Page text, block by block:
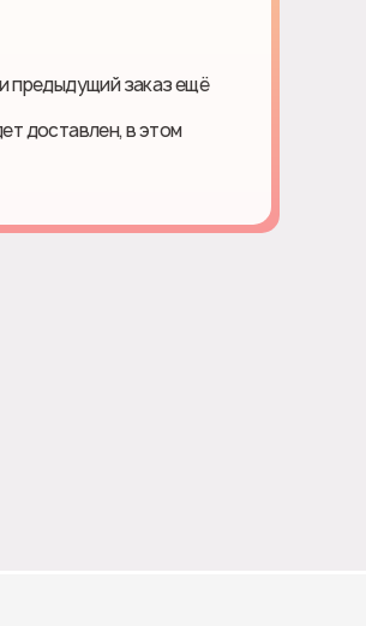
предыдущий заказ ещё
доставлен, в этом